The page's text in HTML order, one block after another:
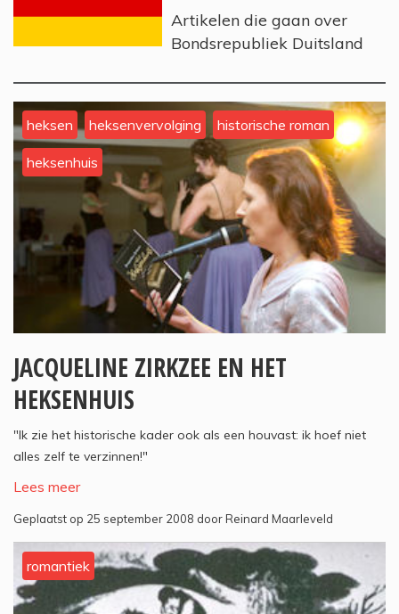
Artikelen die gaan over
Bondsrepubliek Duitsland
heksen heksenvervolging historische roman
heksenhuis
JACQUELINE ZIRKZEE EN HET
HEKSENHUIS
"Ik zie het historische kader ook als een houvast: ik hoef niet
alles zelf te verzinnen!"
Lees meer
Geplaatst op 25 september 2008 door Reinard Maarleveld
romantiek